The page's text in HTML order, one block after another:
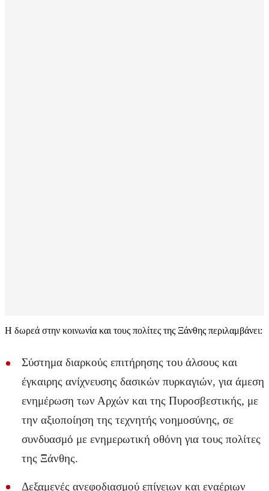
Η δωρεά στην κοινωνία και τους πολίτες της Ξάνθης περιλαμβάνει:
Σύστημα διαρκούς επιτήρησης του άλσους και
έγκαιρης ανίχνευσης δασικών πυρκαγιών, για άμεση
ενημέρωση των Αρχών και της Πυροσβεστικής, με
την αξιοποίηση της τεχνητής νοημοσύνης, σε
συνδυασμό με ενημερωτική οθόνη για τους πολίτες
της Ξάνθης.
Δεξαμενές ανεφοδιασμού επίγειων και εναέριων